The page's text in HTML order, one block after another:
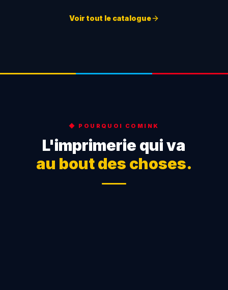
Voir tout le catalogue
◆ POURQUOI COMINK
L'imprimerie qui va
au bout des choses.